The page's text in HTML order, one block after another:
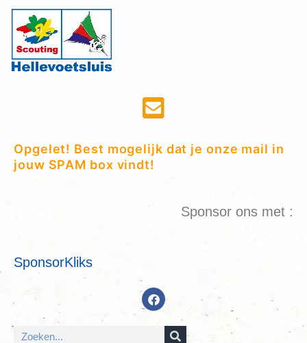
Opgelet! Best mogelijk dat je onze mail in
jouw SPAM box vindt!
Sponsor ons met :
SponsorKliks